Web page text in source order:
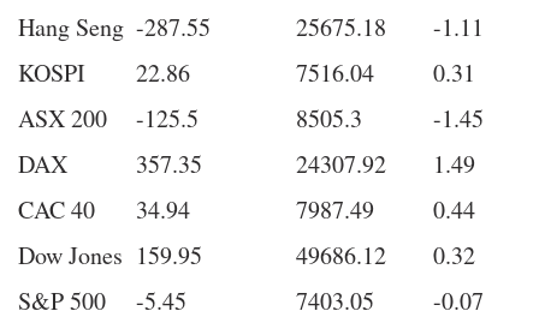
Hang Seng -287.55 25675.18
-1.11
KOSPI
22.86 7516.04
0.31
ASX 200
-125.5 8505.3
-1.45
DAX
357.35 24307.92
1.49
CAC 40
34.94 7987.49
0.44
Dow Jones 159.95 49686.12
0.32
S&P 500
-5.45 7403.05
-0.07